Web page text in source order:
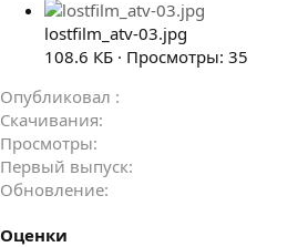
lostfilm_atv-03.jpg
108.6 КБ · Просмотры: 35
Опубликовал
Скачивания
Просмотры
Первый выпуск
Обновление
Оценки